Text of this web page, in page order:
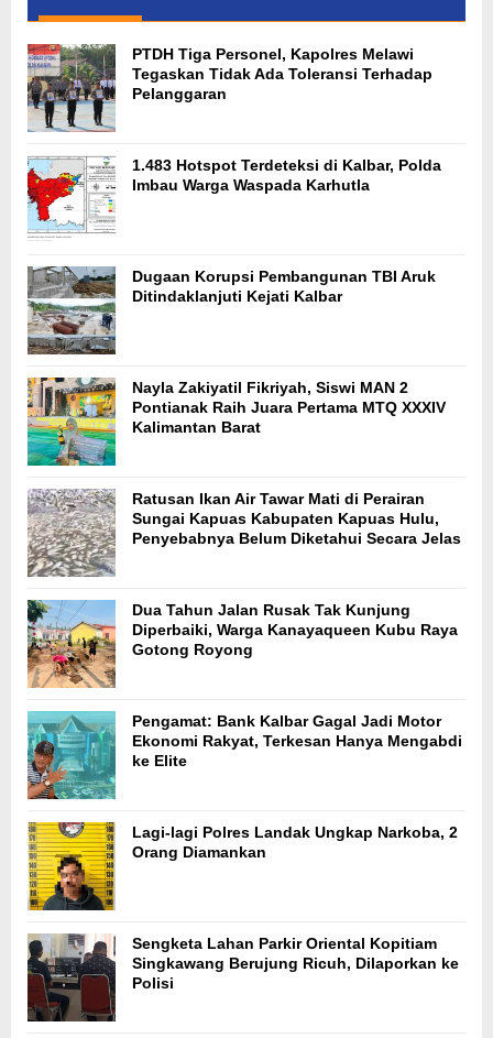
PTDH Tiga Personel, Kapolres Melawi
Tegaskan Tidak Ada Toleransi Terhadap
Pelanggaran
1.483 Hotspot Terdeteksi di Kalbar, Polda
Imbau Warga Waspada Karhutla
Dugaan Korupsi Pembangunan TBI Aruk
Ditindaklanjuti Kejati Kalbar
Nayla Zakiyatil Fikriyah, Siswi MAN 2
Pontianak Raih Juara Pertama MTQ XXXIV
Kalimantan Barat
Ratusan Ikan Air Tawar Mati di Perairan
Sungai Kapuas Kabupaten Kapuas Hulu,
Penyebabnya Belum Diketahui Secara Jelas
Dua Tahun Jalan Rusak Tak Kunjung
Diperbaiki, Warga Kanayaqueen Kubu Raya
Gotong Royong
Pengamat: Bank Kalbar Gagal Jadi Motor
Ekonomi Rakyat, Terkesan Hanya Mengabdi
ke Elite
Lagi-lagi Polres Landak Ungkap Narkoba, 2
Orang Diamankan
Sengketa Lahan Parkir Oriental Kopitiam
Singkawang Berujung Ricuh, Dilaporkan ke
Polisi